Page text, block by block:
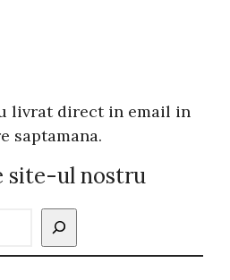
livrat direct in email in
saptamana.
site-ul nostru